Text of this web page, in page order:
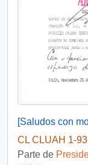
CL CLUAH 1-
Parte de